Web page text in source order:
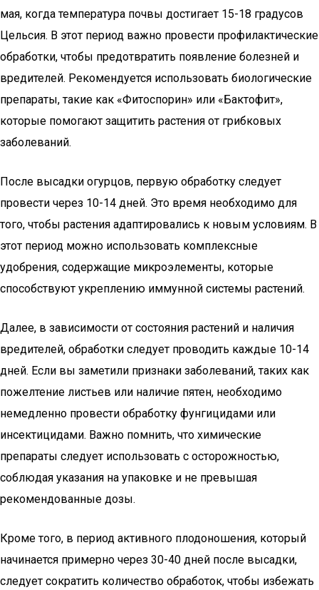
мая, когда температура почвы достигает 15-18 градусов
Цельсия. В этот период важно провести профилактические
обработки, чтобы предотвратить появление болезней и
вредителей. Рекомендуется использовать биологические
препараты, такие как «Фитоспорин» или «Бактофит»,
которые помогают защитить растения от грибковых
заболеваний.
После высадки огурцов, первую обработку следует
провести через 10-14 дней. Это время необходимо для
того, чтобы растения адаптировались к новым условиям. В
этот период можно использовать комплексные
удобрения, содержащие микроэлементы, которые
способствуют укреплению иммунной системы растений.
Далее, в зависимости от состояния растений и наличия
вредителей, обработки следует проводить каждые 10-14
дней. Если вы заметили признаки заболеваний, таких как
пожелтение листьев или наличие пятен, необходимо
немедленно провести обработку фунгицидами или
инсектицидами. Важно помнить, что химические
препараты следует использовать с осторожностью,
соблюдая указания на упаковке и не превышая
рекомендованные дозы.
Кроме того, в период активного плодоношения, который
начинается примерно через 30-40 дней после высадки,
следует сократить количество обработок, чтобы избежать